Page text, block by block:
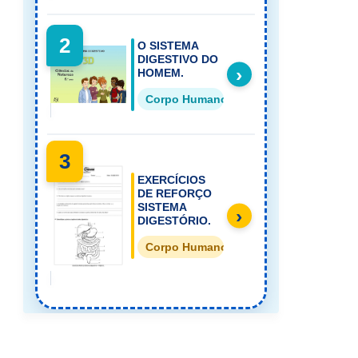
2
O SISTEMA
DIGESTIVO DO
HOMEM.
Corpo Humano Ensino Fundamental
›
3
EXERCÍCIOS
DE REFORÇO
SISTEMA
DIGESTÓRIO.
Corpo Humano Ensino Fundamental
›